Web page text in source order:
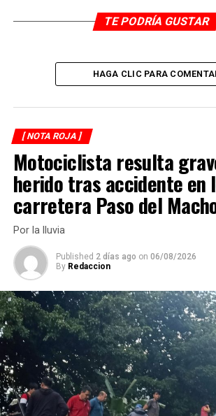
en las carreteras.
Detienen delincuente, habría robado 90
Pipa de gas se mete a casa
TE PODRÍA GUSTAR
HAGA CLIC PARA
[ NOTA ROJA ]
Motociclista resulta
herido tras accidente en
carretera Paso del
Por la lluvia
Published 2 días ago on 06/08/2026
By Redaccion